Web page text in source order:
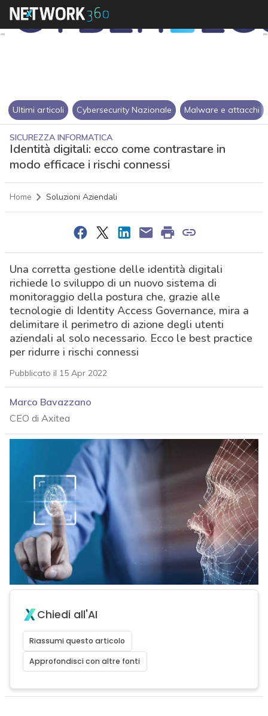
Ultimi articoli Cybersecurity Nazionale Malware e attacchi
SICUREZZA INFORMATICA
Identità digitali: ecco come contrastare in
modo efficace i rischi connessi
Home Soluzioni Aziendali
Una corretta gestione delle identità digitali
richiede lo sviluppo di un nuovo sistema di
monitoraggio della postura che, grazie alle
tecnologie di Identity Access Governance, mira a
delimitare il perimetro di azione degli utenti
aziendali al solo necessario. Ecco le best practice
per ridurre i rischi connessi
Pubblicato il 15 Apr 2022
Marco Bavazzano
CEO di Axitea
Chiedi all'AI
Riassumi questo articolo
Approfondisci con altre fonti